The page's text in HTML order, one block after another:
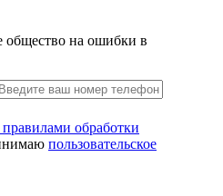
общество на ошибки в
правилами обработки
пользовательское